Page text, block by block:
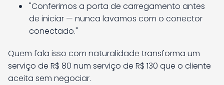
"Conferimos a porta de carregamento antes
de iniciar — nunca lavamos com o conector
conectado."
Quem fala isso com naturalidade transforma um
serviço de R$ 80 num serviço de R$ 130 que o cliente
aceita sem negociar.